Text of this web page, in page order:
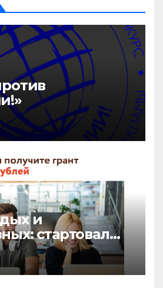
и
стартовал
на участие в
«Ты